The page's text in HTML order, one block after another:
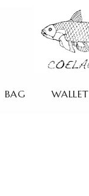
BAG WALLET